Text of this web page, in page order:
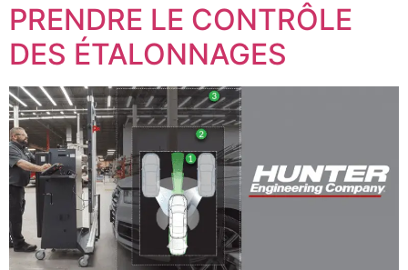
PRENDRE LE CONTRÔLE
DES ÉTALONNAGES